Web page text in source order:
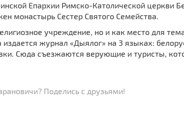
Епархии Римско-Католической церкви
монастырь Сестер Святого Семейства.
учреждение, но и как место для
журнал «Дыялог» на 3 языках:
Сюда съезжаются верующие и туристы,
Поделись с друзьями!